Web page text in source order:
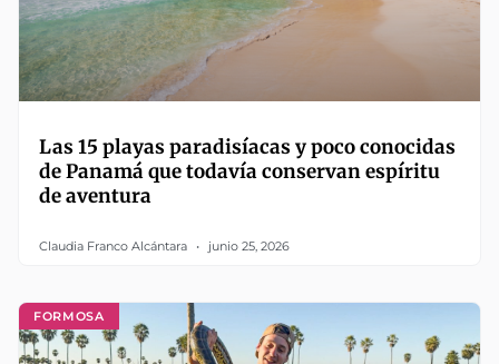
Las 15 playas paradisíacas y poco conocidas
de Panamá que todavía conservan espíritu
de aventura
Claudia Franco Alcántara junio 25, 2026
FORMOSA